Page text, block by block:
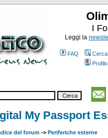
I
Leggi la
FAQ
Cerca
Profilo
My Passport
del forum -> Periferiche esterne